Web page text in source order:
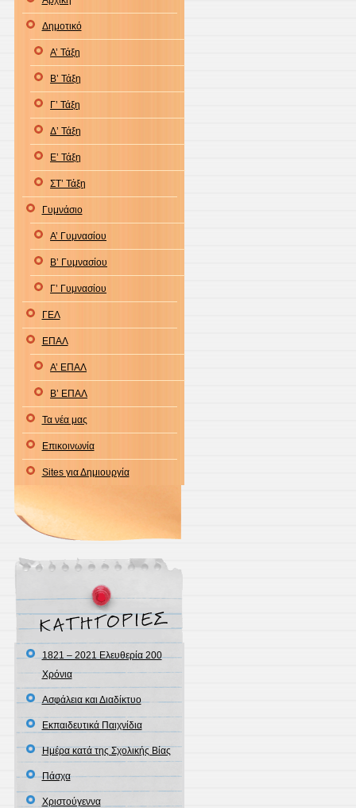
Δημοτικό
Α’ Τάξη
Β’ Τάξη
Γ’ Τάξη
Δ’ Τάξη
Ε’ Τάξη
ΣΤ’ Τάξη
Γυμνάσιο
Α’ Γυμνασίου
Β’ Γυμνασίου
Γ’ Γυμνασίου
ΓΕΛ
ΕΠΑΛ
Α’ ΕΠΑΛ
Β’ ΕΠΑΛ
Τα νέα μας
Επικοινωνία
Sites για Δημιουργία
1821 – 2021 Ελευθερία 200
Χρόνια
Ασφάλεια και Διαδίκτυο
Εκπαιδευτικά Παιχνίδια
Ημέρα κατά της Σχολικής Βίας
Πάσχα
Χριστούγεννα